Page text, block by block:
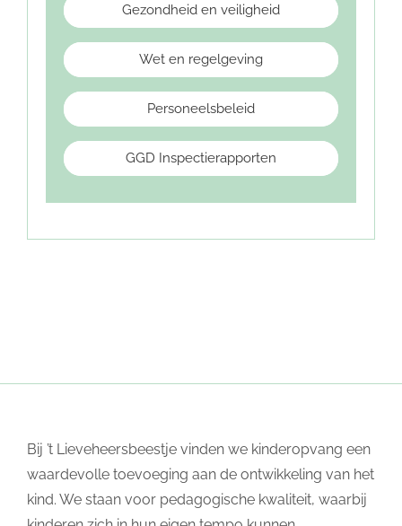
Gezondheid en veiligheid
Wet en regelgeving
Personeelsbeleid
GGD Inspectierapporten
Bij ’t Lieveheersbeestje vinden we kinderopvang een
waardevolle toevoeging aan de ontwikkeling van het
kind. We staan voor pedagogische kwaliteit, waarbij